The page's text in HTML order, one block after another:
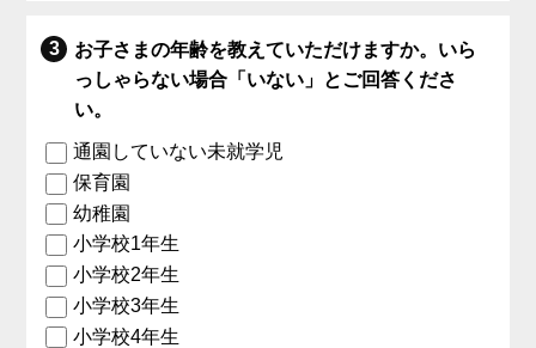
お子さまの年齢を教えていただけますか。いら
っしゃらない場合「いない」とご回答くださ
い。
通園していない未就学児
保育園
幼稚園
小学校1年生
小学校2年生
小学校3年生
小学校4年生